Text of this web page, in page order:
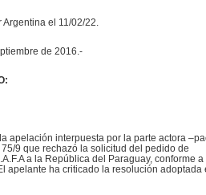
el 11/02/22.
de 2016.-
apelación interpuesta por la parte actora
9 que rechazó la solicitud del pedido de
a la República del Paraguay, conforme a
apelante ha criticado la resolución adoptada